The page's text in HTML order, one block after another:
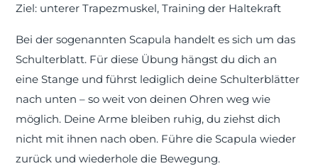
Ziel: unterer Trapezmuskel, Training der Haltekraft
Bei der sogenannten Scapula handelt es sich um das
Schulterblatt. Für diese Übung hängst du dich an
eine Stange und führst lediglich deine Schulterblätter
nach unten – so weit von deinen Ohren weg wie
möglich. Deine Arme bleiben ruhig, du ziehst dich
nicht mit ihnen nach oben. Führe die Scapula wieder
zurück und wiederhole die Bewegung.